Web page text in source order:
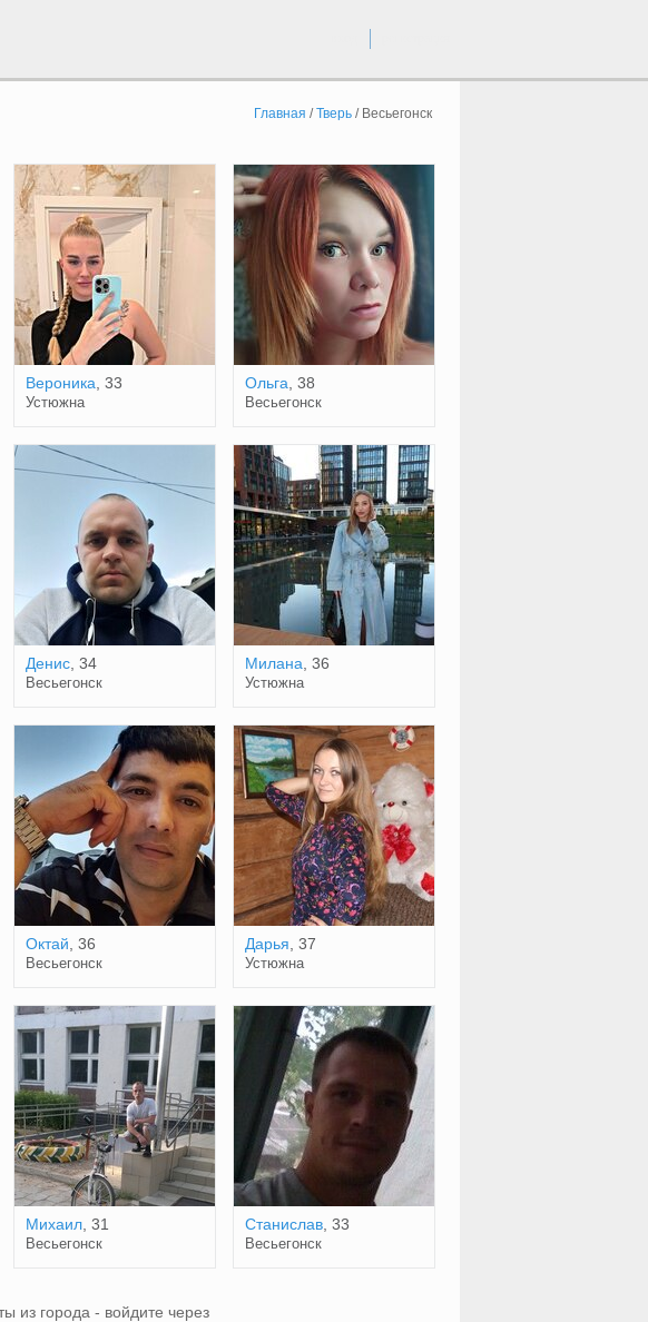
Главная /Тверь/ Весьегонск
Вероника , 33
Устюжна
Ольга , 38
Весьегонск
Денис, 34
Весьегонск
Милана , 36
Устюжна
Октай , 36
Весьегонск
Дарья , 37
Устюжна
Михаил, 31
Весьегонск
Станислав, 33
Весьегонск
из города - войдите через